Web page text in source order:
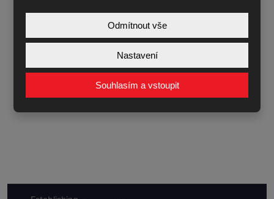
Odmítnout vše
Nastavení
Souhlasím a vstoupit